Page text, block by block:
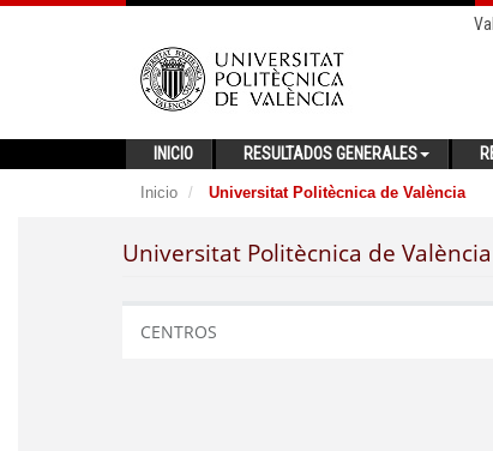
INICIO RESULTADOS GENERALES
Inicio Universitat Politècnica de València
Universitat Politècnica de València
CENTROS